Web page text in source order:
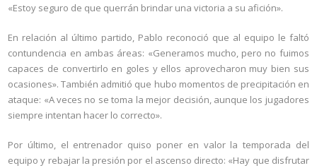
«Estoy seguro de que querrán brindar una victoria a su afición».
En relación al último partido, Pablo reconoció que al equipo le faltó
contundencia en ambas áreas: «Generamos mucho, pero no fuimos
capaces de convertirlo en goles y ellos aprovecharon muy bien sus
ocasiones». También admitió que hubo momentos de precipitación en
ataque: «A veces no se toma la mejor decisión, aunque los jugadores
siempre intentan hacer lo correcto».
Por último, el entrenador quiso poner en valor la temporada del
equipo y rebajar la presión por el ascenso directo: «Hay que disfrutar